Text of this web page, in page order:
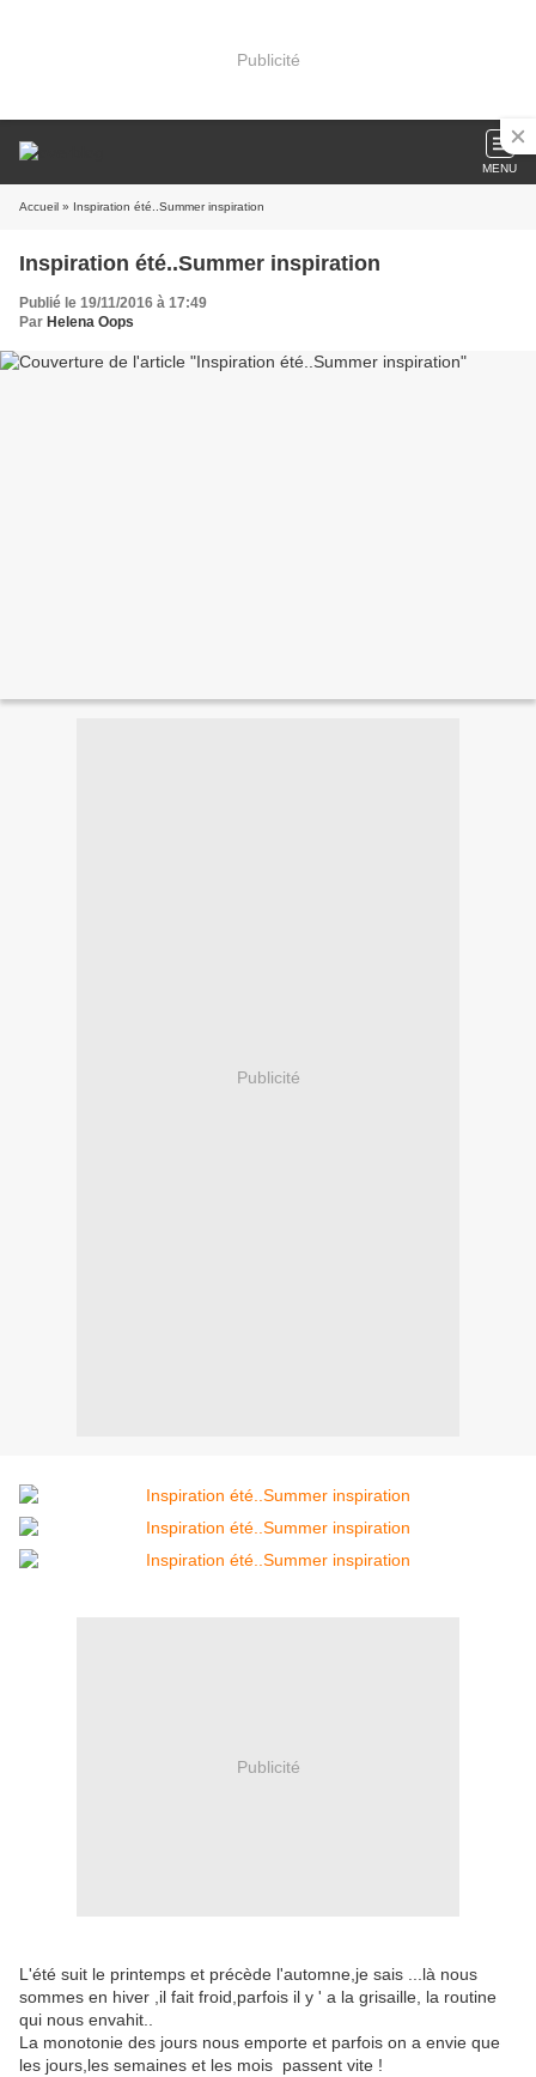
Publicité
MENU
Accueil » Inspiration été..Summer inspiration
Inspiration été..Summer inspiration
Publié le 19/11/2016 à 17:49
Par Helena Oops
Publicité
Publicité
L'été suit le printemps et précède l'automne,je sais ...là nous
sommes en hiver ,il fait froid,parfois il y ' a la grisaille, la routine
qui nous envahit..
La monotonie des jours nous emporte et parfois on a envie que
les jours,les semaines et les mois passent vite !